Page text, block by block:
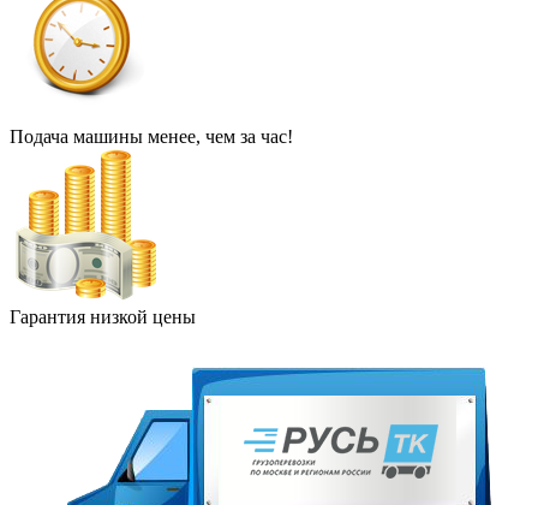
Подача машины менее, чем за час!
Гарантия низкой цены